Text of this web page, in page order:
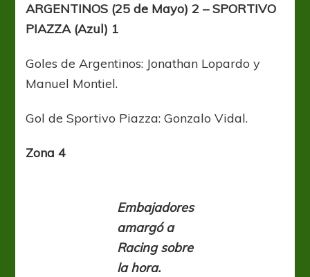
ARGENTINOS (25 de Mayo) 2 – SPORTIVO
PIAZZA (Azul) 1
Goles de Argentinos: Jonathan Lopardo y
Manuel Montiel.
Gol de Sportivo Piazza: Gonzalo Vidal.
Zona 4
Embajadores
amargó a
Racing sobre
la hora.